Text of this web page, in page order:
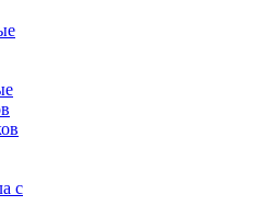
с